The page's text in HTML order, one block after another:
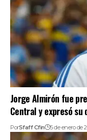
Jorge Almirón fue
Central y expresó
PorSfaff Cfin 5 de enero de